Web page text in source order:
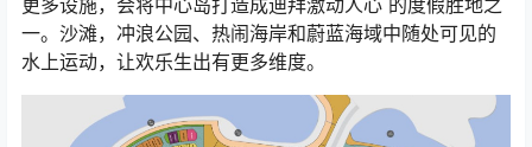
更多设施，会将中心岛打造成迪拜激动人心 的度假胜地之
一。沙滩，冲浪公园、热闹海岸和蔚蓝海域中随处可见的
水上运动，让欢乐生出有更多维度。